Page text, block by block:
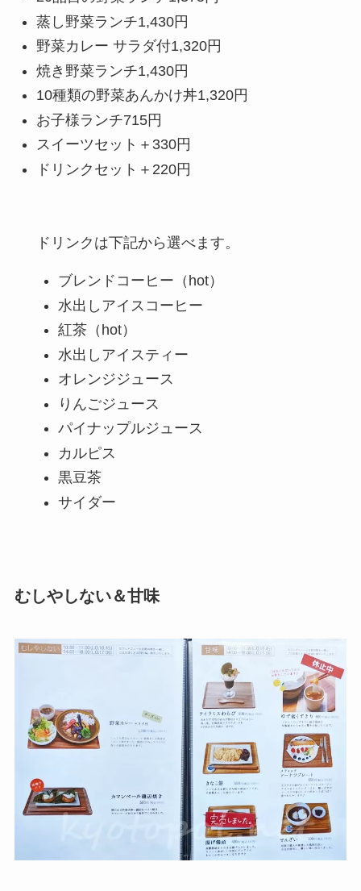
蒸し野菜ランチ1,430円
野菜カレー サラダ付1,320円
焼き野菜ランチ1,430円
10種類の野菜あんかけ丼1,320円
お子様ランチ715円
スイーツセット ＋ 330円
ドリンクセット ＋ 220円
ドリンクは下記から選べます。
ブレンドコーヒー（hot）
水出しアイスコーヒー
紅茶（hot）
水出しアイスティー
オレンジジュース
りんごジュース
パイナップルジュース
カルピス
黒豆茶
サイダー
むしやしない＆甘味